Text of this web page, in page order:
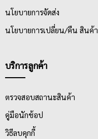
นโยบายการจัดส่ง
นโยบายการเปลี่ยน/คืน สินค้า
บริการลูกค้า
ตรวจสอบสถานะสินค้า
คู่มือนักช้อป
วิธีลบคุกกี้